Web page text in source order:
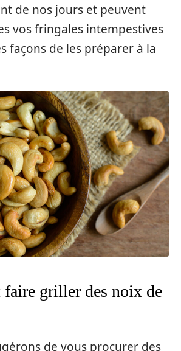
de nos jours et peuvent
vos fringales intempestives
façons de les préparer à la
faire griller des noix de
de vous procurer des